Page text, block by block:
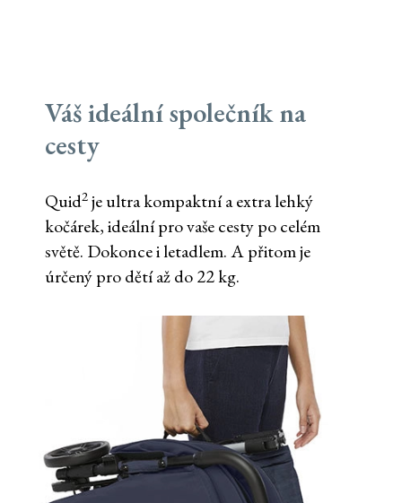
Váš ideální společník na
cesty
Quid2 je ultra kompaktní a extra lehký
kočárek, ideální pro vaše cesty po celém
světě. Dokonce i letadlem. A přitom je
úrčený pro dětí až do 22 kg.